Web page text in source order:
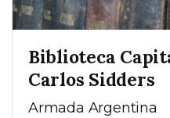
Biblioteca
Carlos Sidders
Armada Argentina